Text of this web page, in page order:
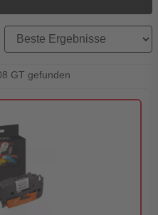
GT gefunden